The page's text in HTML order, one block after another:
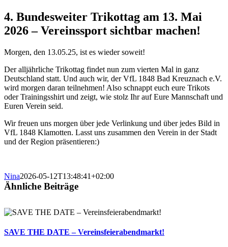
4. Bundesweiter Trikottag am 13. Mai
2026 – Vereinssport sichtbar machen!
Morgen, den 13.05.25, ist es wieder soweit!
Der alljährliche Trikottag findet nun zum vierten Mal in ganz
Deutschland statt. Und auch wir, der VfL 1848 Bad Kreuznach e.V.
wird morgen daran teilnehmen! Also schnappt euch eure Trikots
oder Trainingsshirt und zeigt, wie stolz Ihr auf Eure Mannschaft und
Euren Verein seid.
Wir freuen uns morgen über jede Verlinkung und über jedes Bild in
VfL 1848 Klamotten. Lasst uns zusammen den Verein in der Stadt
und der Region präsentieren:)
Nina2026-05-12T13:48:41+02:00
Ähnliche Beiträge
SAVE THE DATE – Vereinsfeierabendmarkt!